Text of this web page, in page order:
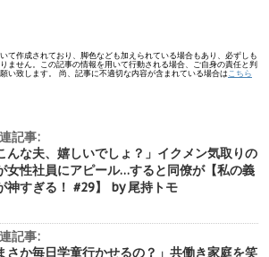
て作成されており、脚色なども加えられている場合もあり、必ずしも
ません。この記事の情報を用いて行動される場合、ご自身の責任と判
い致します。 尚、記事に不適切な内容が含まれている場合はこちら
記事:
んな夫、嬉しいでしょ？」イクメン気取りの
女性社員にアピール…すると同僚が【私の義
神すぎる！ #29】 by 尾持トモ
記事:
さか毎日学童行かせるの？」共働き家庭を笑